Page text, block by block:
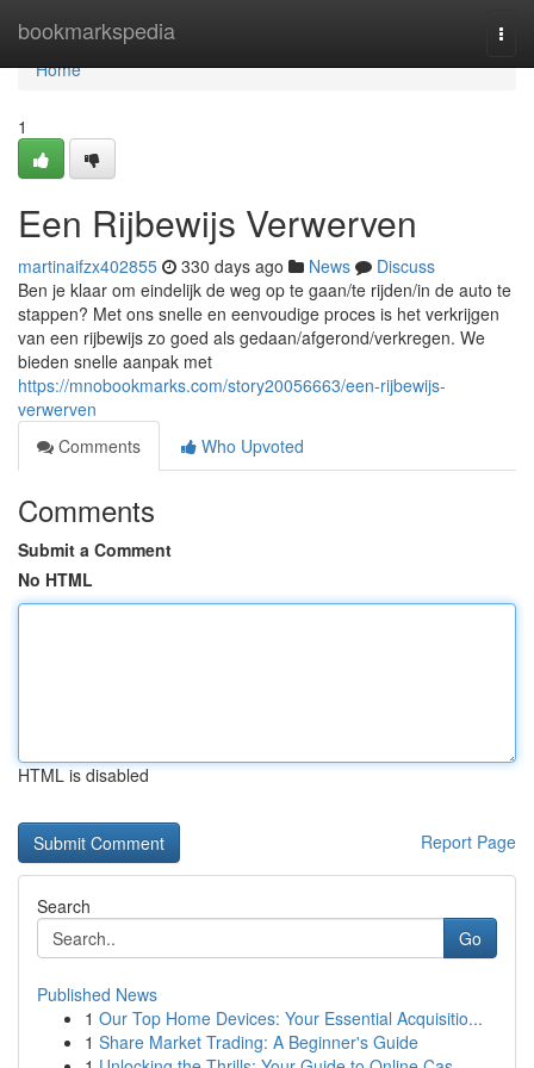
bookmarkspedia
Home
Home
1
Een Rijbewijs Verwerven
martinaifzx402855 330 days ago News
Discuss
Ben je klaar om eindelijk de weg op te gaan/te rijden/in de auto te
stappen? Met ons snelle en eenvoudige proces is het verkrijgen
van een rijbewijs zo goed als gedaan/afgerond/verkregen. We
bieden snelle aanpak met
https://mnobookmarks.com/story20056663/een-rijbewijs-
verwerven
Comments
Who Upvoted
Comments
Submit a Comment
No HTML
HTML is disabled
Report Page
Search
Go
Published News
1 Our Top Home Devices: Your Essential Acquisitio...
1 Share Market Trading: A Beginner's Guide